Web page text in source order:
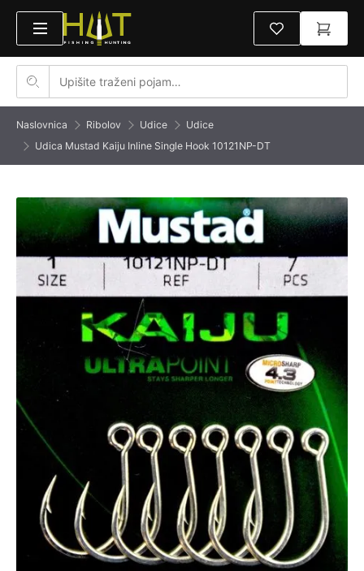
Naslovnica Ribolov Udice
Udice
Udica Mustad Kaiju Inline Single Hook 10121NP-DT